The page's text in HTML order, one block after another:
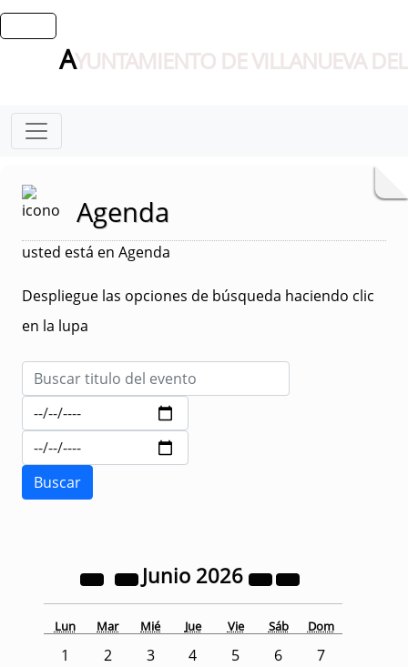
AYUNTAMIENTO DE VILLANUEVA
Agenda
usted está en Agenda
Despliegue las opciones de búsqueda haciendo clic
en la lupa
Junio 2026
Lun Mar Mié Jue Vie Sáb Dom
1 2 3 4 5 6
7